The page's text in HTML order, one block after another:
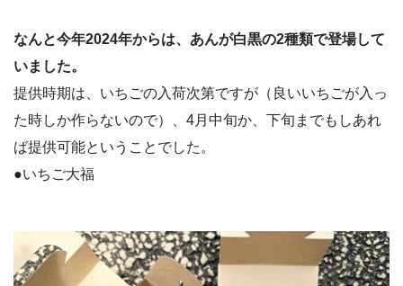
なんと今年2024年からは、あんが白黒の2種類で登場して
いました。
提供時期は、いちごの入荷次第ですが（良いいちごが入っ
た時しか作らないので）、4月中旬か、下旬までもしあれ
ば提供可能ということでした。
●いちご大福